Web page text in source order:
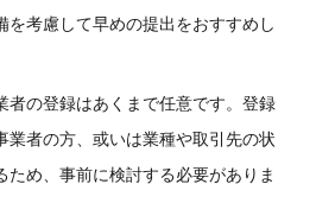
を考慮して早めの提出をおすすめし
者の登録はあくまで任意です。登録
業者の方、或いは業種や取引先の状
ため、事前に検討する必要がありま